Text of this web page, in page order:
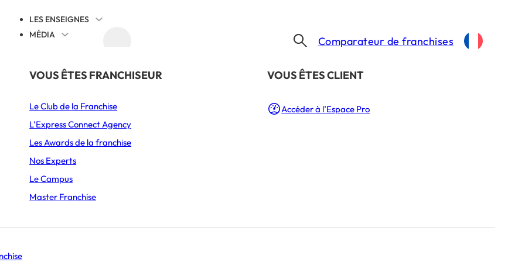
LES ENSEIGNES
PAR SECTEUR
Alimentation
Ameublement & Décoration
Automobile, Moto & Cycle
Beauté & Bien-être
MÉDIA
THÉMATIQUES
Juridique
Cession reprise
International
Comprendre la franchise
S’implanter
Animation et communication
VOUS ÊTES FRANCHISEUR
Le Club de la Franchise
L’Express Connect Agency
Les Awards de la franchise
Nos Experts
Le Campus
Master Franchise
​VOUS ÊTES CLIENT
Accéder à l’Espace Pro
Comparateur de franchises
dans le secteur du mariage en